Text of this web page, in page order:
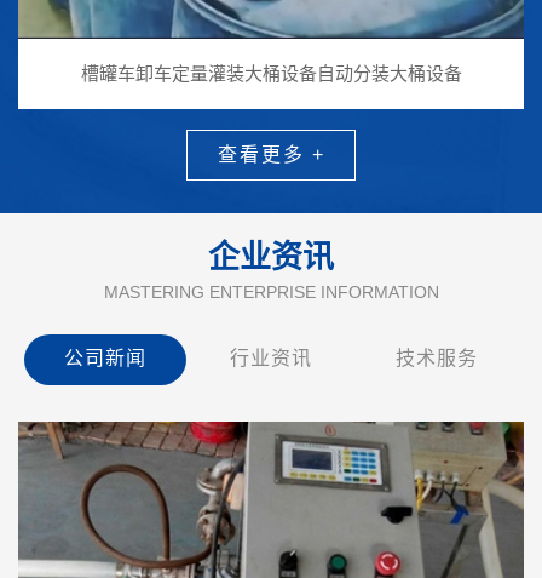
槽罐车卸车定量灌装大桶设备自动分装大桶设备
查看更多 +
企业资讯
MASTERING ENTERPRISE INFORMATION
公司新闻 行业资讯 技术服务